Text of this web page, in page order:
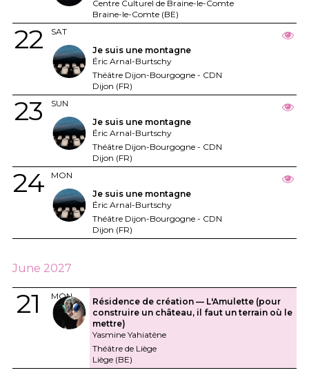
Centre Culturel de Braine-le-Comte
Braine-le-Comte (BE)
SAT
22
Je suis une montagne
Éric Arnal-Burtschy
Théâtre Dijon-Bourgogne - CDN
Dijon (FR)
SUN
23
Je suis une montagne
Éric Arnal-Burtschy
Théâtre Dijon-Bourgogne - CDN
Dijon (FR)
MON
24
Je suis une montagne
Éric Arnal-Burtschy
Théâtre Dijon-Bourgogne - CDN
Dijon (FR)
June 2027
MON
21
Résidence de création — L'Amulette (pour
construire un château, il faut un terrain où le
mettre)
Yasmine Yahiatène
Théâtre de Liège
Liège (BE)